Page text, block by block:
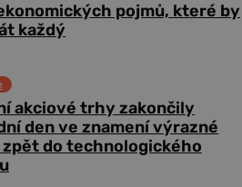
pojmů, které by
každý
akciové trhy zakončily
den ve znamení výrazné
do technologického